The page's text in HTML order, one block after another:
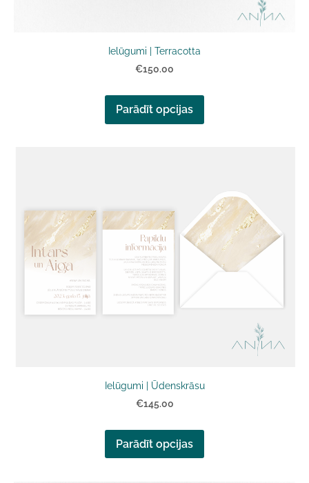
Ielūgumi | Terracotta
€150.00
Parādīt opcijas
Ielūgumi | Ūdenskrāsu
€145.00
Parādīt opcijas